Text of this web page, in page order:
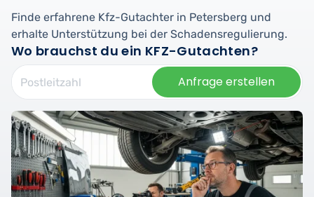
Finde erfahrene Kfz-Gutachter in Petersberg und
erhalte Unterstützung bei der Schadensregulierung.
Wo brauchst du ein KFZ-Gutachten?
Anfrage erstellen